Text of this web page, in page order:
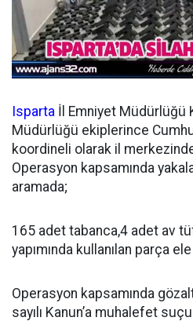
Isparta İl Emniyet Müdürlüğü
Müdürlüğü ekiplerince
koordineli olarak il
Operasyon kapsamında
aramada;
165 adet tabanca,4 adet av
yapımında kullanılan parça
Operasyon kapsamında
sayılı Kanun’a muhalefet